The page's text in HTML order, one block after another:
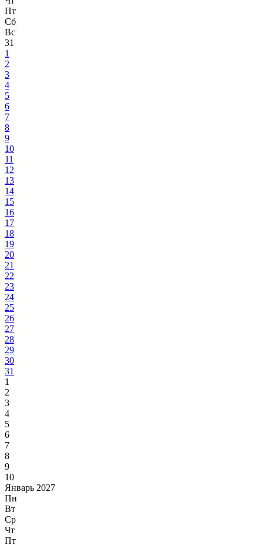
Пт
Сб
Вс
31
1
2
3
4
5
6
7
8
9
10
11
12
13
14
15
16
17
18
19
20
21
22
23
24
25
26
27
28
29
30
31
1
2
3
4
5
6
7
8
9
10
Январь 2027
Пн
Вт
Ср
Чт
Пт